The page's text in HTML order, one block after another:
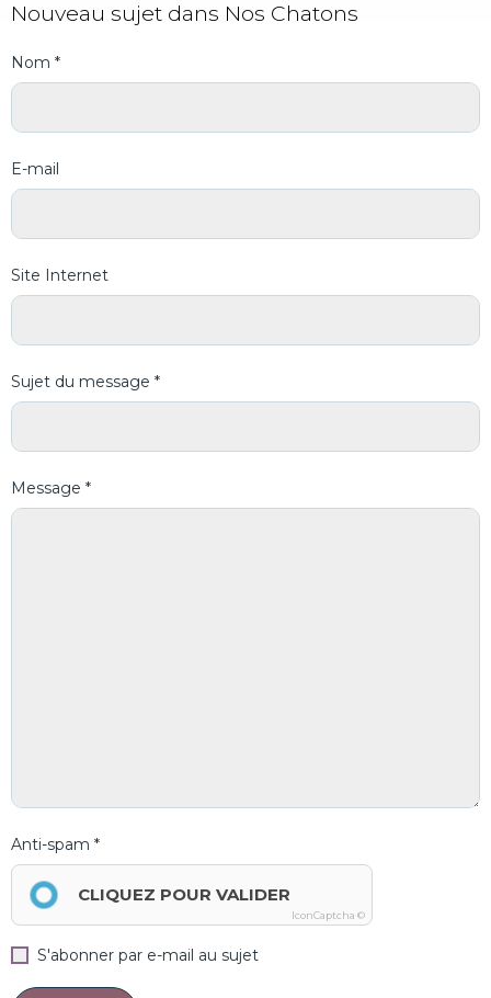
Nouveau sujet dans Nos Chatons
Nom
E-mail
Site Internet
Sujet du message
Message
Anti-spam
CLIQUEZ POUR VALIDER
IconCaptcha ©
S'abonner par e-mail au sujet